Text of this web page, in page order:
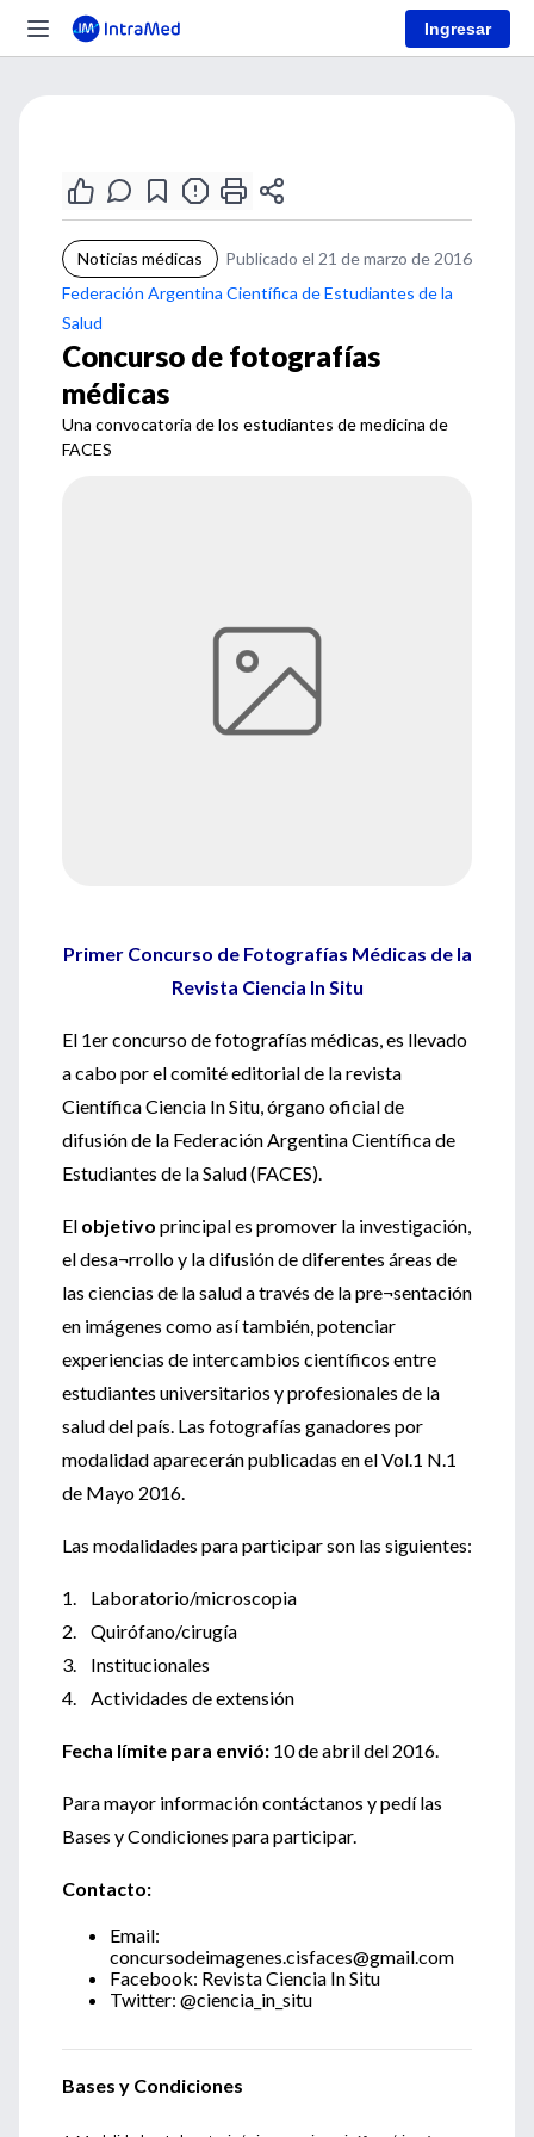
Ingresar
Noticias médicas
Publicado el 21 de marzo de 2016
Federación Argentina Científica de Estudiantes de la
Salud
Concurso de fotografías
médicas
Una convocatoria de los estudiantes de medicina de
FACES
Primer Concurso de Fotografías Médicas de la
Revista Ciencia In Situ
El 1er concurso de fotografías médicas, es llevado
a cabo por el comité editorial de la revista
Científica Ciencia In Situ, órgano oficial de
difusión de la Federación Argentina Científica de
Estudiantes de la Salud (FACES).
El objetivo principal es promover la investigación,
el desa¬rrollo y la difusión de diferentes áreas de
las ciencias de la salud a través de la pre¬sentación
en imágenes como así también, potenciar
experiencias de intercambios científicos entre
estudiantes universitarios y profesionales de la
salud del país. Las fotografías ganadores por
modalidad aparecerán publicadas en el Vol.1 N.1
de Mayo 2016.
Las modalidades para participar son las siguientes:
1. Laboratorio/microscopia
2. Quirófano/cirugía
3. Institucionales
4. Actividades de extensión
Fecha límite para envió: 10 de abril del 2016.
Para mayor información contáctanos y pedí las
Bases y Condiciones para participar.
Contacto:
Email:
concursodeimagenes.cisfaces@gmail.com
Facebook: Revista Ciencia In Situ
Twitter: @ciencia_in_situ
Bases y Condiciones